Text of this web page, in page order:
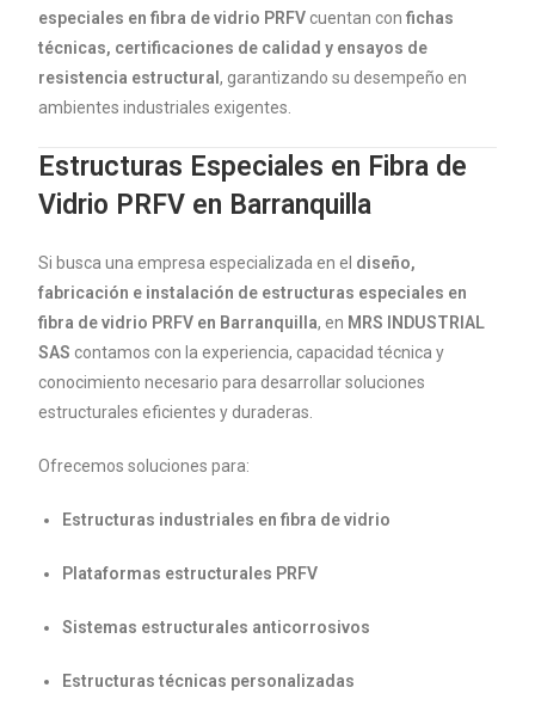
especiales en fibra de vidrio PRFV cuentan confichas
técnicas, certificaciones de calidad y ensayos de
resistencia estructural, garantizando su desempeño en
ambientes industriales exigentes.
Estructuras Especiales en Fibra de
Vidrio PRFV en Barranquilla
Si busca una empresa especializada en el diseño,
fabricación e instalación de estructuras especiales en
fibra de vidrio PRFV en Barranquilla, en MRS INDUSTRIAL
SAS contamos con la experiencia, capacidad técnica y
conocimiento necesario para desarrollar soluciones
estructurales eficientes y duraderas.
Ofrecemos soluciones para:
Estructuras industriales en fibra de vidrio
Plataformas estructurales PRFV
Sistemas estructurales anticorrosivos
Estructuras técnicas personalizadas